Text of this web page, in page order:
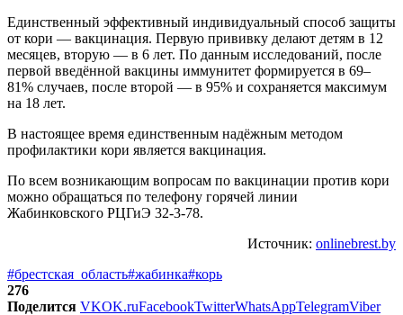
Единственный эффективный индивидуальный способ защиты
от кори — вакцинация. Первую прививку делают детям в 12
месяцев, вторую — в 6 лет. По данным исследований, после
первой введённой вакцины иммунитет формируется в 69–
81% случаев, после второй — в 95% и сохраняется максимум
на 18 лет.
В настоящее время единственным надёжным методом
профилактики кори является вакцинация.
По всем возникающим вопросам по вакцинации против кори
можно обращаться по телефону горячей линии
Жабинковского РЦГиЭ 32-3-78.
Источник: onlinebrest.by
#брестская_область#жабинка#корь
276
Поделится VKOK.ruFacebookTwitterWhatsAppTelegramViber